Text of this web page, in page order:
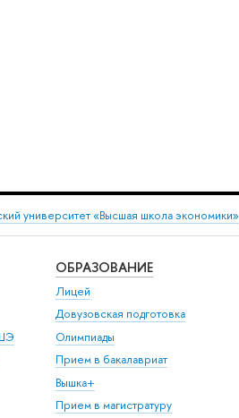
университет «Высшая школа экономики»
ОБРАЗОВАНИЕ
Лицей
Довузовская подготовка
Олимпиады
Прием в бакалавриат
Вышка+
Прием в магистратуру